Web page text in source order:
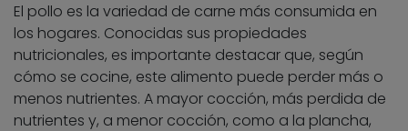
El pollo es la variedad de carne más consumida en
los hogares. Conocidas sus propiedades
nutricionales, es importante destacar que, según
cómo se cocine, este alimento puede perder más o
menos nutrientes. A mayor cocción, más perdida de
nutrientes y, a menor cocción, como a la plancha,